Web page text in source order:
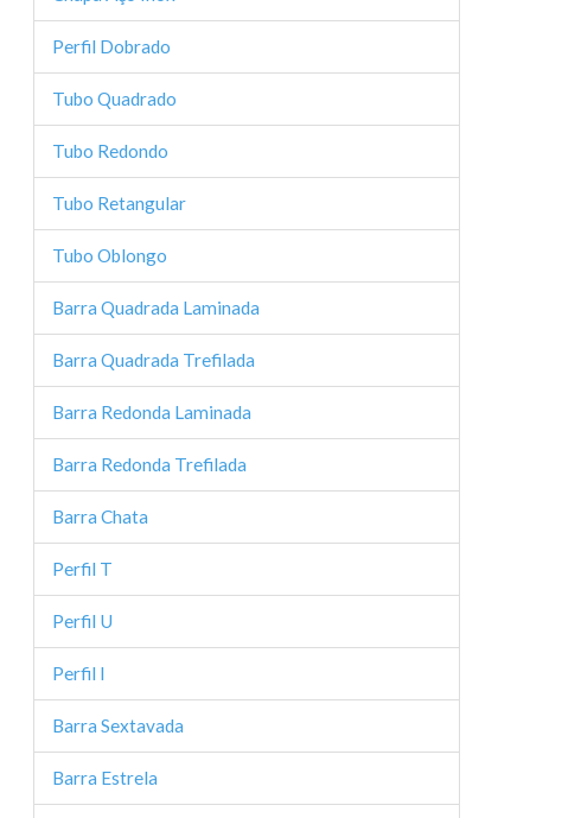
Perfil Dobrado
Tubo Quadrado
Tubo Redondo
Tubo Retangular
Tubo Oblongo
Barra Quadrada Laminada
Barra Quadrada Trefilada
Barra Redonda Laminada
Barra Redonda Trefilada
Barra Chata
Perfil T
Perfil U
Perfil I
Barra Sextavada
Barra Estrela